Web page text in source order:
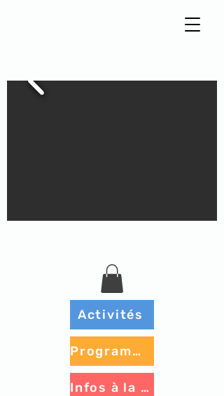
Activités
Infos à la une
Programme à venir